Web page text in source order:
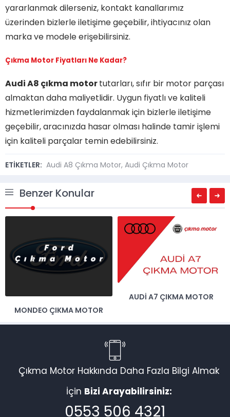
yararlanmak dilerseniz, kontakt kanallarımız
üzerinden bizlerle iletişime geçebilir, ihtiyacınız olan
marka ve modele erişebilirsiniz.
Çıkma Motor Fiyatları Ne Kadar?
Audi A8 çıkma motortutarları, sıfır bir motor parçası
almaktan daha maliyetlidir. Uygun fiyatlı ve kaliteli
hizmetlerimizden faydalanmak için bizlerle iletişime
geçebilir, aracınızda hasar olması halinde tamir işlemi
için kaliteli parçalar temin edebilirsiniz.
ETİKETLER: Audi A8 Çıkma Motor, Audi Çıkma Motor
Benzer Konular
MONDEO ÇIKMA MOTOR
AUDI A7 ÇIKMA MOTOR
Çıkma Motor Hakkında Daha Fazla Bilgi Almak
İçin Bizi Arayabilirsiniz:
0553 506 4321